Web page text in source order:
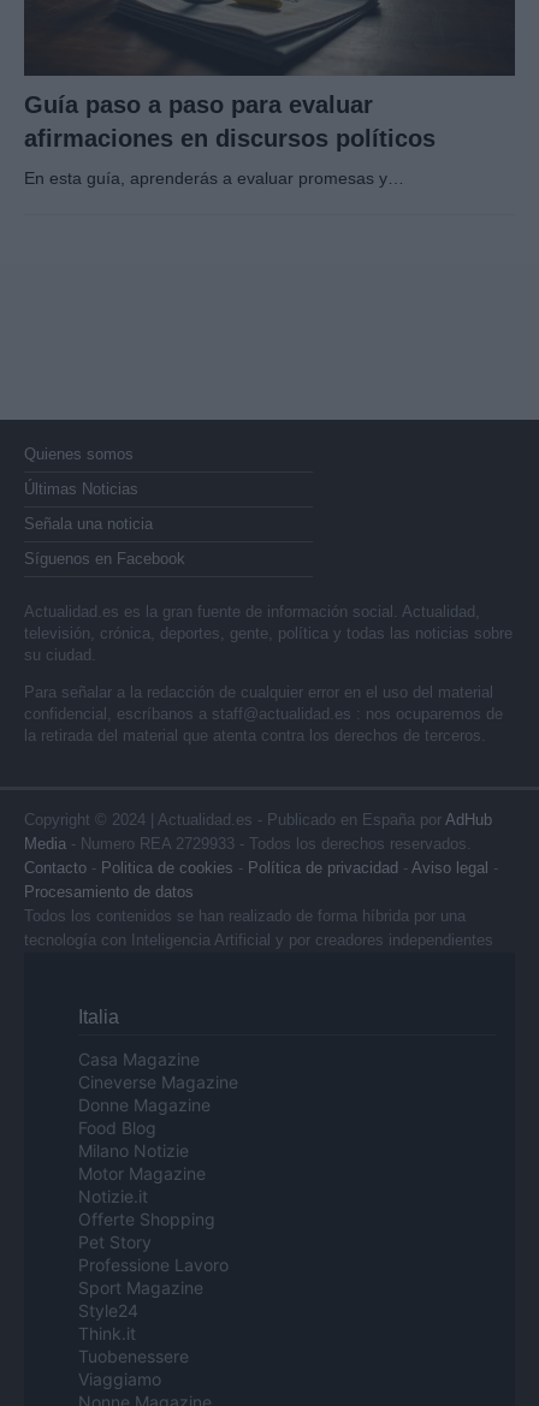
Guía paso a paso para evaluar
afirmaciones en discursos políticos
En esta guía, aprenderás a evaluar promesas y…
Quienes somos
Últimas Noticias
Señala una noticia
Síguenos en Facebook
Actualidad.es es la gran fuente de información social. Actualidad,
televisión, crónica, deportes, gente, política y todas las noticias sobre
su ciudad.
Para señalar a la redacción de cualquier error en el uso del material
confidencial, escríbanos a staff@actualidad.es : nos ocuparemos de
la retirada del material que atenta contra los derechos de terceros.
Copyright © 2024 | Actualidad.es - Publicado en España por AdHub
Media - Numero REA 2729933 - Todos los derechos reservados.
Contacto - Politica de cookies - Política de privacidad - Aviso legal -
Procesamiento de datos
Todos los contenidos se han realizado de forma híbrida por una
tecnología con Inteligencia Artificial y por creadores independientes
Italia
Casa Magazine
Cineverse Magazine
Donne Magazine
Food Blog
Milano Notizie
Motor Magazine
Notizie.it
Offerte Shopping
Pet Story
Professione Lavoro
Sport Magazine
Style24
Think.it
Tuobenessere
Viaggiamo
Nonne Magazine